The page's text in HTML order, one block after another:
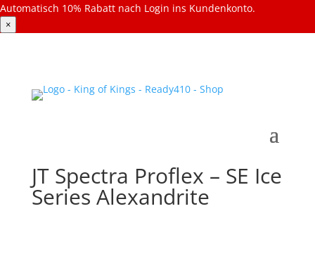
Automatisch 10% Rabatt nach Login ins Kundenkonto.
×
JT Spectra Proflex – SE Ice
Series Alexandrite